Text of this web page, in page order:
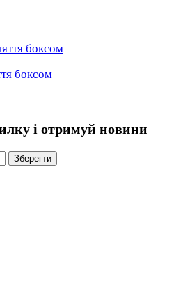
боксом
і отримуй новини
Зберегти